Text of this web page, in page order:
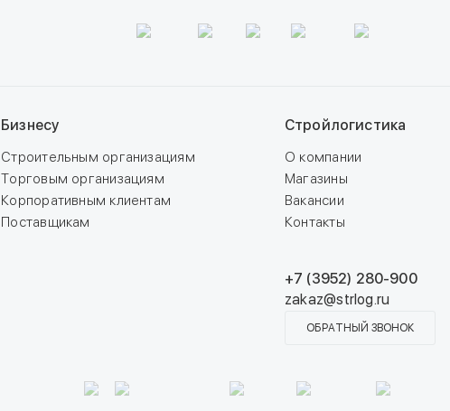
Бизнесу
Строительным организациям
Торговым организациям
Корпоративным клиентам
Поставщикам
Стройлогистика
О компании
Магазины
Вакансии
Контакты
+7 (3952) 280-900
zakaz@strlog.ru
ОБРАТНЫЙ ЗВОНОК